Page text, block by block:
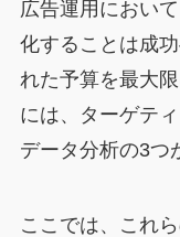
広告運用におい
化することは成
れた予算を最大
には、ターゲテ
データ分析の3つ
ここでは、これ